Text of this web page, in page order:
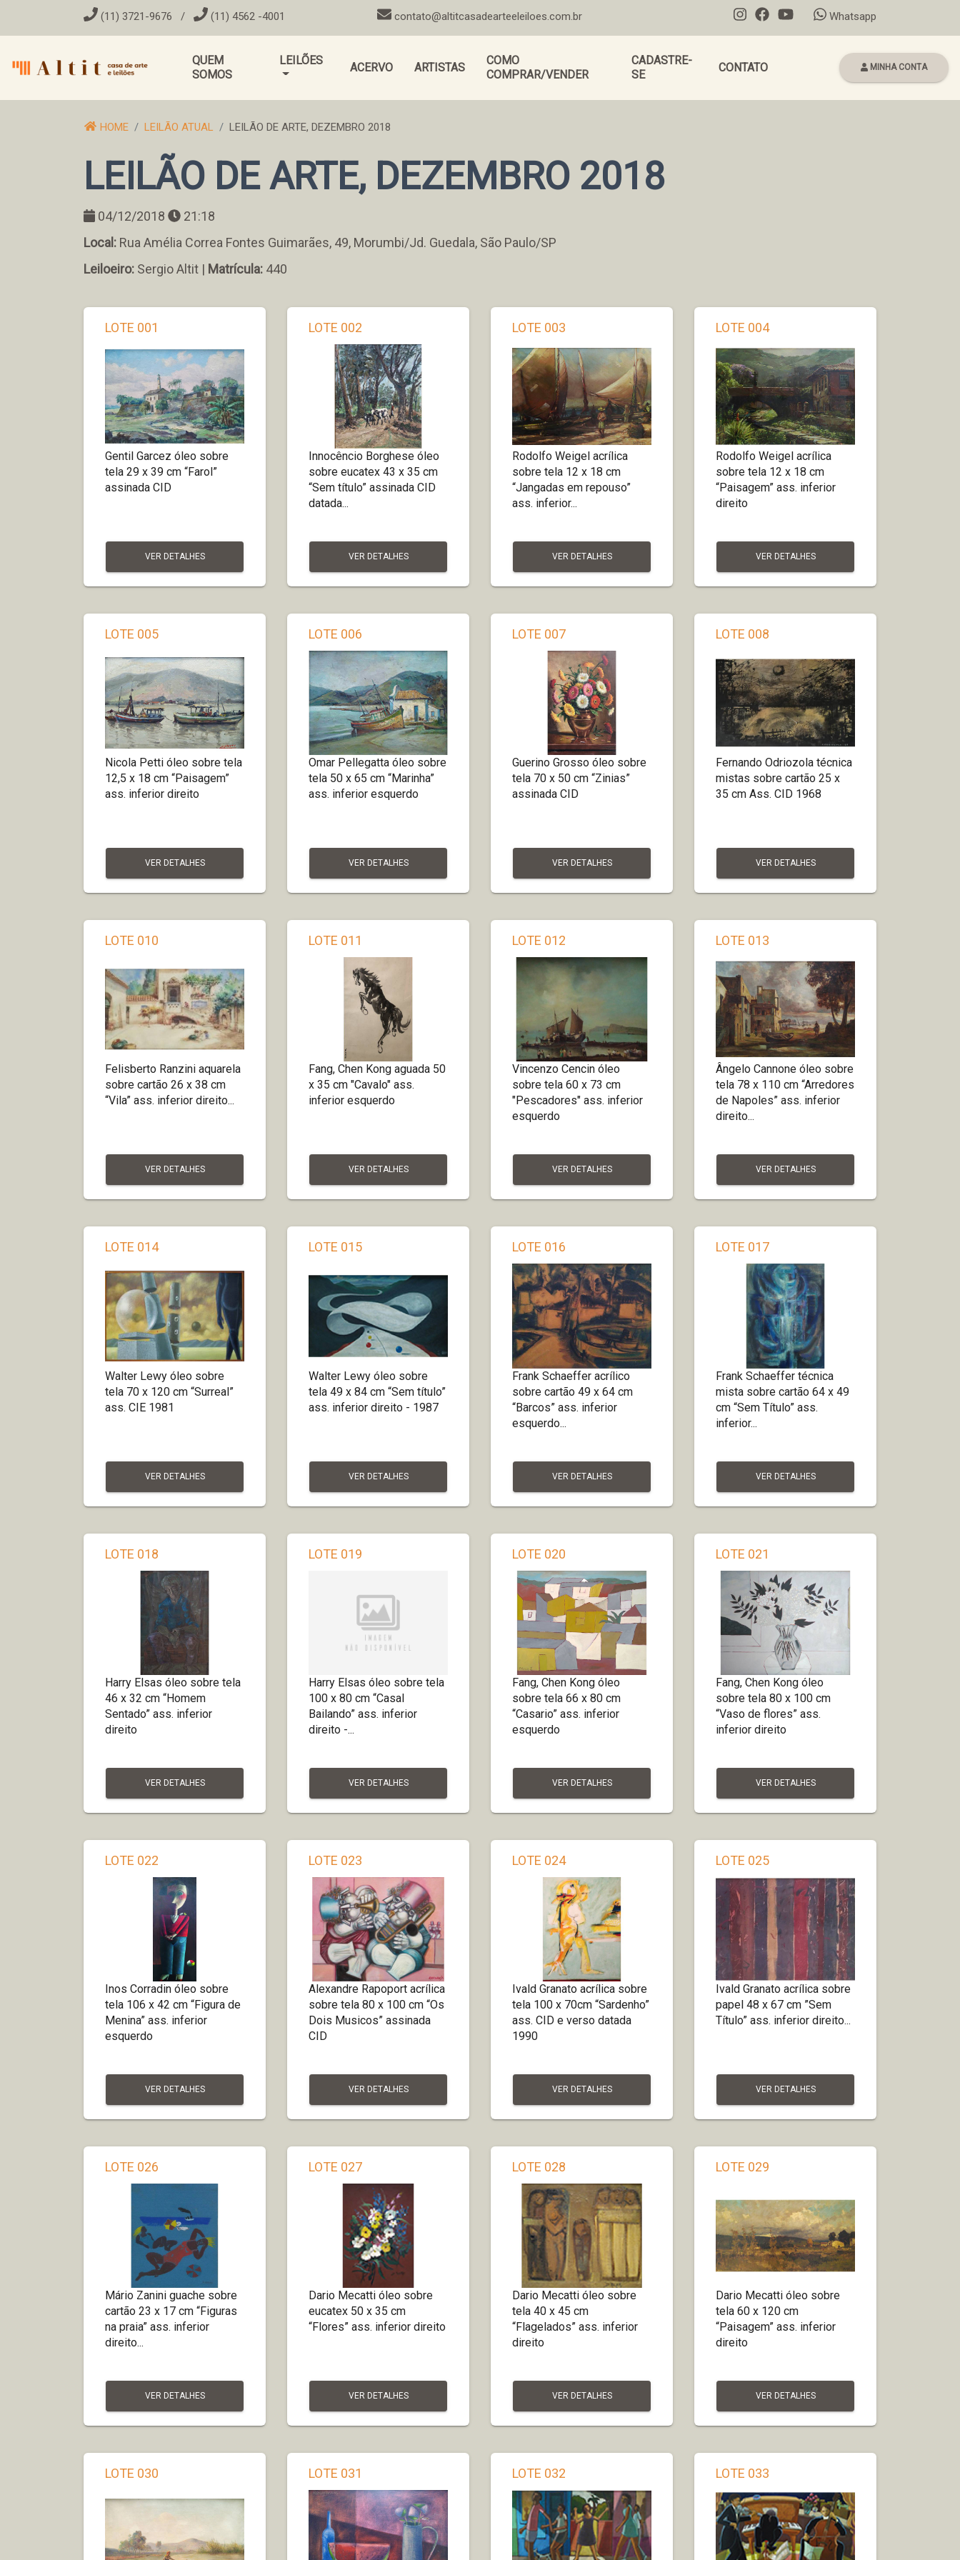
(11) 3721-9676 / (11) 4562 -4001 contato@altitcasadearteeleiloes.com.br Whatsapp
QUEM
SOMOS
LEILÕES
ACERVO ARTISTAS
COMO
COMPRAR/VENDER
CADASTRE-
SE
CONTATO MINHA CONTA
HOME LEILÃO ATUAL LEILÃO DE ARTE, DEZEMBRO 2018
LEILÃO DE ARTE, DEZEMBRO 2018
04/12/2018
21:18
Local: Rua Amélia Correa Fontes Guimarães, 49, Morumbi/Jd. Guedala, São Paulo/SP
Leiloeiro: Sergio Altit | Matrícula: 440
LOTE 001
Gentil Garcez óleo sobre
tela 29 x 39 cm “Farol”
assinada CID
VER DETALHES
LOTE 002
Innocêncio Borghese óleo
sobre eucatex 43 x 35 cm
“Sem título” assinada CID
datada...
VER DETALHES
LOTE 003
Rodolfo Weigel acrílica
sobre tela 12 x 18 cm
“Jangadas em repouso”
ass. inferior...
VER DETALHES
LOTE 004
Rodolfo Weigel acrílica
sobre tela 12 x 18 cm
“Paisagem” ass. inferior
direito
VER DETALHES
LOTE 005
Nicola Petti óleo sobre tela
12,5 x 18 cm “Paisagem”
ass. inferior direito
VER DETALHES
LOTE 006
Omar Pellegatta óleo sobre
tela 50 x 65 cm “Marinha”
ass. inferior esquerdo
VER DETALHES
LOTE 007
Guerino Grosso óleo sobre
tela 70 x 50 cm “Zinias”
assinada CID
VER DETALHES
LOTE 008
Fernando Odriozola técnica
mistas sobre cartão 25 x
35 cm Ass. CID 1968
VER DETALHES
LOTE 010
Felisberto Ranzini aquarela
sobre cartão 26 x 38 cm
“Vila” ass. inferior direito...
VER DETALHES
LOTE 011
Fang, Chen Kong aguada 50
x 35 cm "Cavalo" ass.
inferior esquerdo
VER DETALHES
LOTE 012
Vincenzo Cencin óleo
sobre tela 60 x 73 cm
"Pescadores" ass. inferior
esquerdo
VER DETALHES
LOTE 013
Ângelo Cannone óleo sobre
tela 78 x 110 cm “Arredores
de Napoles” ass. inferior
direito...
VER DETALHES
LOTE 014
Walter Lewy óleo sobre
tela 70 x 120 cm “Surreal”
ass. CIE 1981
VER DETALHES
LOTE 015
Walter Lewy óleo sobre
tela 49 x 84 cm “Sem título”
ass. inferior direito - 1987
VER DETALHES
LOTE 016
Frank Schaeffer acrílico
sobre cartão 49 x 64 cm
“Barcos” ass. inferior
esquerdo...
VER DETALHES
LOTE 017
Frank Schaeffer técnica
mista sobre cartão 64 x 49
cm “Sem Título” ass.
inferior...
VER DETALHES
LOTE 018
Harry Elsas óleo sobre tela
46 x 32 cm “Homem
Sentado” ass. inferior
direito
VER DETALHES
LOTE 019
Harry Elsas óleo sobre tela
100 x 80 cm “Casal
Bailando” ass. inferior
direito -...
VER DETALHES
LOTE 020
Fang, Chen Kong óleo
sobre tela 66 x 80 cm
“Casario” ass. inferior
esquerdo
VER DETALHES
LOTE 021
Fang, Chen Kong óleo
sobre tela 80 x 100 cm
“Vaso de flores” ass.
inferior direito
VER DETALHES
LOTE 022
Inos Corradin óleo sobre
tela 106 x 42 cm “Figura de
Menina” ass. inferior
esquerdo
VER DETALHES
LOTE 023
Alexandre Rapoport acrílica
sobre tela 80 x 100 cm “Os
Dois Musicos” assinada
CID
VER DETALHES
LOTE 024
Ivald Granato acrílica sobre
tela 100 x 70cm “Sardenho”
ass. CID e verso datada
1990
VER DETALHES
LOTE 025
Ivald Granato acrílica sobre
papel 48 x 67 cm ”Sem
Título” ass. inferior direito...
VER DETALHES
LOTE 026
Mário Zanini guache sobre
cartão 23 x 17 cm “Figuras
na praia” ass. inferior
direito...
VER DETALHES
LOTE 027
Dario Mecatti óleo sobre
eucatex 50 x 35 cm
“Flores” ass. inferior direito
VER DETALHES
LOTE 028
Dario Mecatti óleo sobre
tela 40 x 45 cm
“Flagelados” ass. inferior
direito
VER DETALHES
LOTE 029
Dario Mecatti óleo sobre
tela 60 x 120 cm
“Paisagem” ass. inferior
direito
VER DETALHES
LOTE 030 LOTE 031 LOTE 032 LOTE 033